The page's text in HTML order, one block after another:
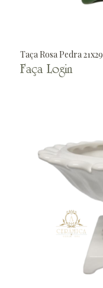
Taça Rosa Pedra 21x29
Faça Login